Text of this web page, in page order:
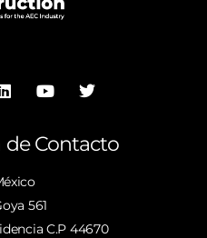
Contacto
561
C.P 44670